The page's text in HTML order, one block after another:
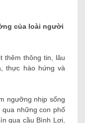
của loài người
thêm thông tin, lâu
thực hào hứng và
ngưỡng nhịp sống
những con phố
qua cầu Bình Lợi,